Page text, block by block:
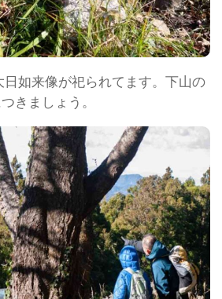
如来像が祀られてます。下山の
きましょう。